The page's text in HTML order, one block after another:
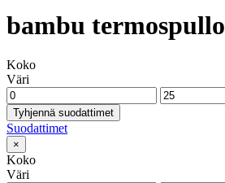
bambu termospullo
Koko
Väri
Tyhjennä suodattimet
Suodattimet
×
Koko
Väri